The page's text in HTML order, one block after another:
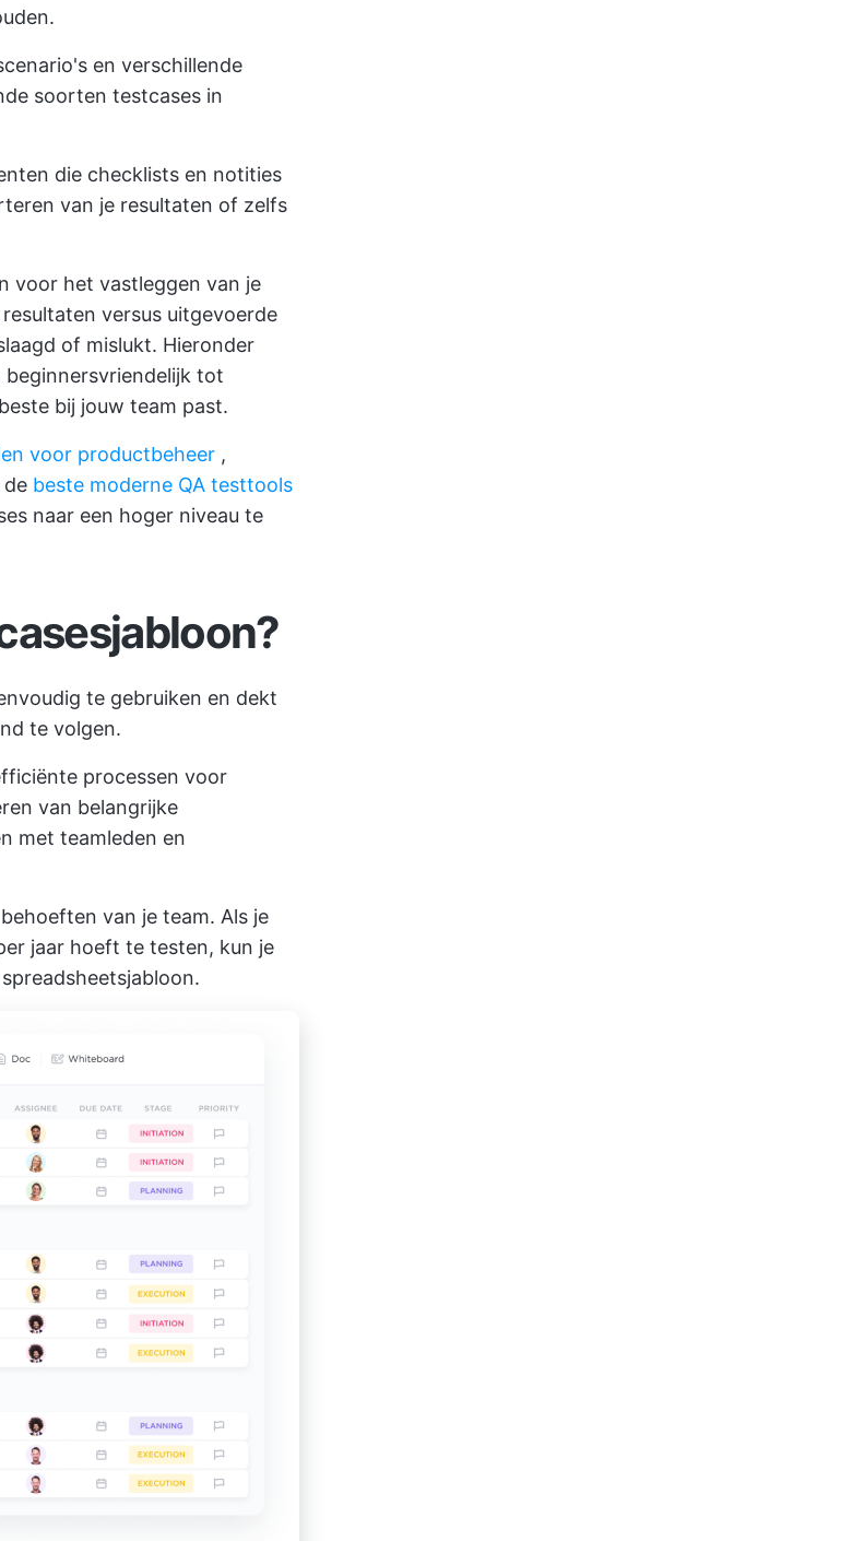
en verschillende
soorten testcases in
die checklists en notities
van je resultaten of zelfs
voor het vastleggen van je
versus uitgevoerde
of mislukt. Hieronder
beginnersvriendelijk tot
bij jouw team past.
voor productbeheer ,
de beste moderne QA testtools
naar een hoger niveau te
te gebruiken en dekt
te volgen.
processen voor
van belangrijke
met teamleden en
van je team. Als je
jaar hoeft te testen, kun je